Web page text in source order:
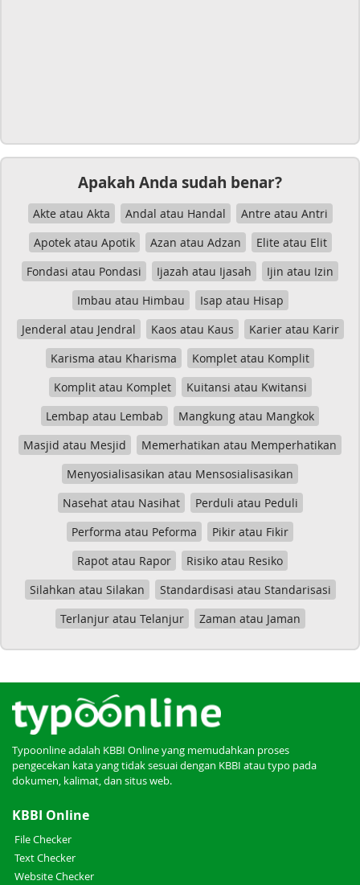
Apakah Anda sudah benar?
Akte atau Akta Andal atau Handal
Antre atau Antri
Apotek atau Apotik
Azan atau Adzan
Elite atau Elit
Fondasi atau Pondasi
Ijazah atau Ijasah
Ijin atau Izin
Imbau atau Himbau
Isap atau Hisap
Jenderal atau Jendral
Kaos atau Kaus
Karier atau Karir
Karisma atau Kharisma
Komplet atau Komplit
Komplit atau Komplet
Kuitansi atau Kwitansi
Lembap atau Lembab
Mangkung atau Mangkok
Masjid atau Mesjid
Memerhatikan atau Memperhatikan
Menyosialisasikan atau Mensosialisasikan
Nasehat atau Nasihat
Perduli atau Peduli
Performa atau Peforma
Pikir atau Fikir
Rapot atau Rapor
Risiko atau Resiko
Silahkan atau Silakan
Standardisasi atau Standarisasi
Terlanjur atau Telanjur
Zaman atau Jaman
Typoonline adalah KBBI Online yang memudahkan proses
pengecekan kata yang tidak sesuai dengan KBBI atau typo pada
dokumen, kalimat, dan situs web.
KBBI Online
File Checker
Text Checker
Website Checker